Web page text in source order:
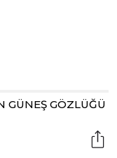
GÜNEŞ GÖZLÜĞÜ